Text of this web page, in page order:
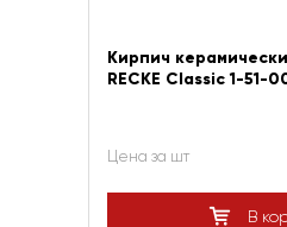
Кирпич
RECKE Сlassic 1-
Цена за шт
В